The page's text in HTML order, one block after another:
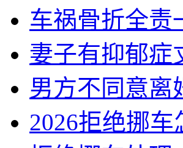
车祸骨折全责
妻子有抑郁症
男方不同意离
2026拒绝挪车